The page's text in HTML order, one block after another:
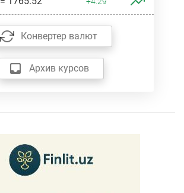
Конвертер валют
Архив курсов